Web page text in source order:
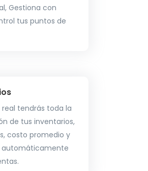
Gestiona con
tus puntos de
tendrás toda la
de tus inventarios,
costo promedio y
automáticamente